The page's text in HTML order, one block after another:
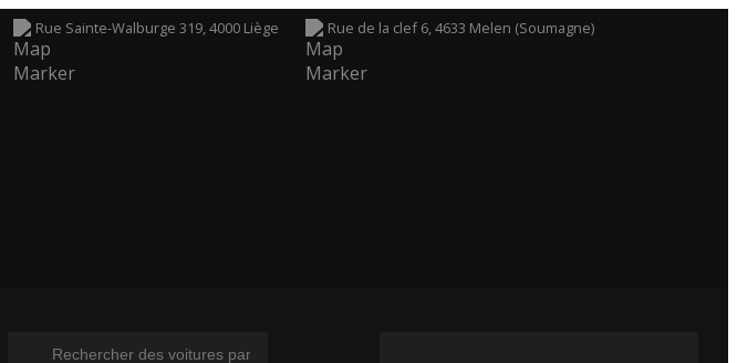
Rue Sainte-Walburge 319, 4000 Liège Rue de la clef 6, 4633 Melen (Soumagne)